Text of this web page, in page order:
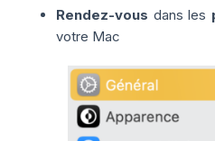
Rendez-vous dans les
votre Mac